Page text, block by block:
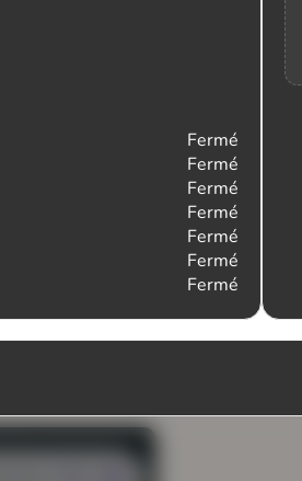
Fermé
Fermé
Fermé
Fermé
Fermé
Fermé
Fermé